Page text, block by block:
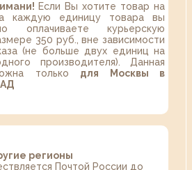
Если Вы хотите товар на
каждую единицу товара вы
оплачиваете курьерскую
350 руб., вне зависимости
(не больше двух единиц на
производителя). Данная
только для Москвы в
регионы
Почтой России до